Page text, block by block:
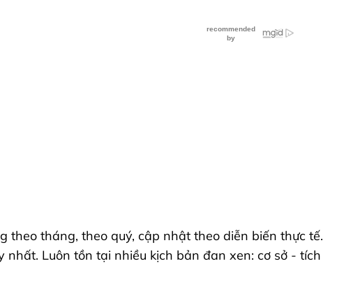
tháng, theo quý, cập nhật theo diễn biến thực tế.
Luôn tồn tại nhiều kịch bản đan xen: cơ sở - tích